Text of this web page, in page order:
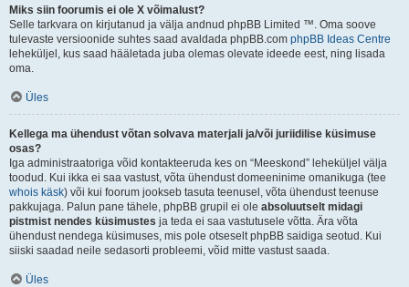
Miks siin foorumis ei ole X võimalust?
Selle tarkvara on kirjutanud ja välja andnud phpBB Limited ™. Oma soove
tulevaste versioonide suhtes saad avaldada phpBB.com phpBB Ideas Centre
leheküljel, kus saad hääletada juba olemas olevate ideede eest, ning lisada
oma.
Üles
Kellega ma ühendust võtan solvava materjali ja/või juriidilise küsimuse
osas?
Iga administraatoriga võid kontakteeruda kes on “Meeskond” leheküljel välja
toodud. Kui ikka ei saa vastust, võta ühendust domeeninime omanikuga (tee
whois käsk) või kui foorum jookseb tasuta teenusel, võta ühendust teenuse
pakkujaga. Palun pane tähele, phpBB grupil ei ole absoluutselt midagi
pistmist nendes küsimustes ja teda ei saa vastutusele võtta. Ära võta
ühendust nendega küsimuses, mis pole otseselt phpBB saidiga seotud. Kui
siiski saadad neile sedasorti probleemi, võid mitte vastust saada.
Üles